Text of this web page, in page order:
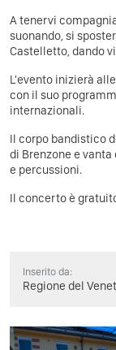
A tenervi
suonando, si
Castelletto, dando
L'evento inizierà
con il suo
internazionali.
Il corpo bandistico
di Brenzone e
e percussioni.
Il concerto è
Inserito da:
Regione del